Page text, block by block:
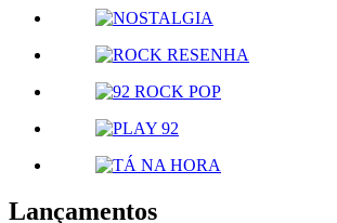
Lançamentos